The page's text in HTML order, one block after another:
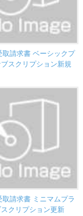
取請求書 ベーシックプ
スクリプション新規
請求書 ミニマムプラ
クリプション更新